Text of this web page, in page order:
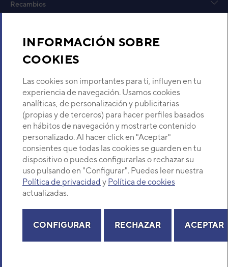
INFORMACIÓN SOBRE
COOKIES
Las cookies son importantes para ti, influyen en tu
experiencia de navegación. Usamos cookies
analíticas, de personalización y publicitarias
(propias y de terceros) para hacer perfiles basados
en hábitos de navegación y mostrarte contenido
personalizado. Al hacer click en "Aceptar"
consientes que todas las cookies se guarden en tu
dispositivo o puedes configurarlas o rechazar su
uso pulsando en "Configurar". Puedes leer nuestra
Política de privacidad y Política de cookies
actualizadas.
CONFIGURAR RECHAZAR ACEPTAR
Recambios
Descubre Eurofred
Dónde Estamos
¿Buscas un servicio técnico?
Selecciona provincia